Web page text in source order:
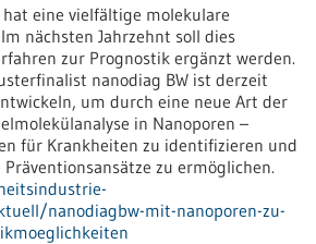
eine vielfältige molekulare
nächsten Jahrzehnt soll dies
zur Prognostik ergänzt werden.
nanodiag BW ist derzeit
um durch eine neue Art der
in Nanoporen –
für Krankheiten zu identifizieren und
zu ermöglichen.
nanodiagbw-mit-nanoporen-zu-